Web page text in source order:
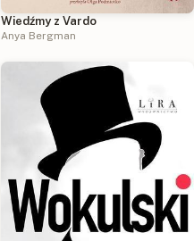
Wiedźmy z Vardo
Anya Bergman